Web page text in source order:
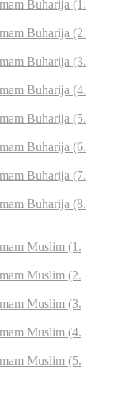
Buharija (1.
Buharija (2.
Buharija (3.
Buharija (4.
Buharija (5.
Buharija (6.
Buharija (7.
Buharija (8.
Muslim (1.
Muslim (2.
Muslim (3.
Muslim (4.
Muslim (5.